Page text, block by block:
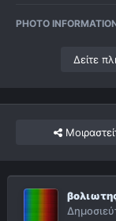
PHOTO
Δείτε